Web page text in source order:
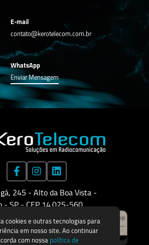
E-mail
contato@kerotelecom.com.br
WhatsApp
Enviar Mensagem
245 - Alto da Boa Vista -
- SP - CEP 14.025-560
cookies e outras tecnologias para
em nosso site. Ao continuar
com nossapolítica de